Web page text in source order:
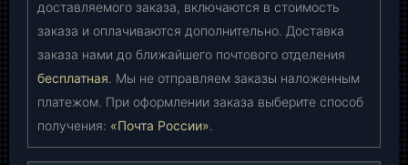
доставляемого заказа, включаются в стоимость
заказа и оплачиваются дополнительно. Доставка
заказа нами до ближайшего почтового отделения
бесплатная. Мы не отправляем заказы наложенным
платежом. При оформлении заказа выберите способ
получения: «Почта России».